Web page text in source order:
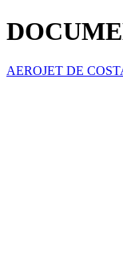
AEROJET DE